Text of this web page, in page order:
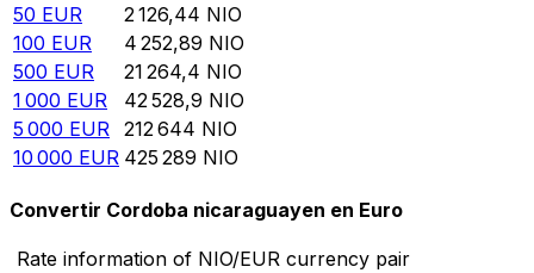
50 EUR 2 126,44 NIO
100 EUR 4 252,89 NIO
500 EUR 21 264,4 NIO
1 000 EUR 42 528,9 NIO
5 000 EUR 212 644 NIO
10 000 EUR 425 289 NIO
Convertir Cordoba nicaraguayen en Euro
Rate information of NIO/EUR currency pair